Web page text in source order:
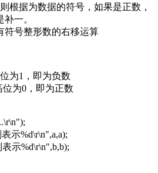
根据为数据的符号，如果是正数，
一。
符号整形数的右移运算
为1，即为负数
位为0，即为正数
示%d\r\n",a,a);
示%d\r\n",b,b);